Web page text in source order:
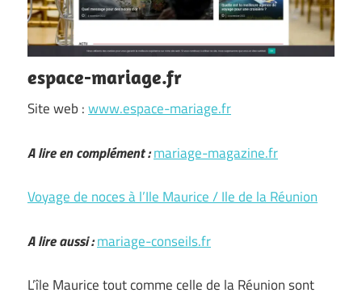
espace-mariage.fr
Site web :www.espace-mariage.fr
A lire en complément :mariage-magazine.fr
Voyage de noces à l’Ile Maurice / Ile de la Réunion
A lire aussi :mariage-conseils.fr
L’île Maurice tout comme celle de la Réunion sont